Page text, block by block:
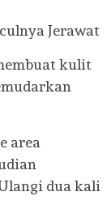
kulit
area
dua kali